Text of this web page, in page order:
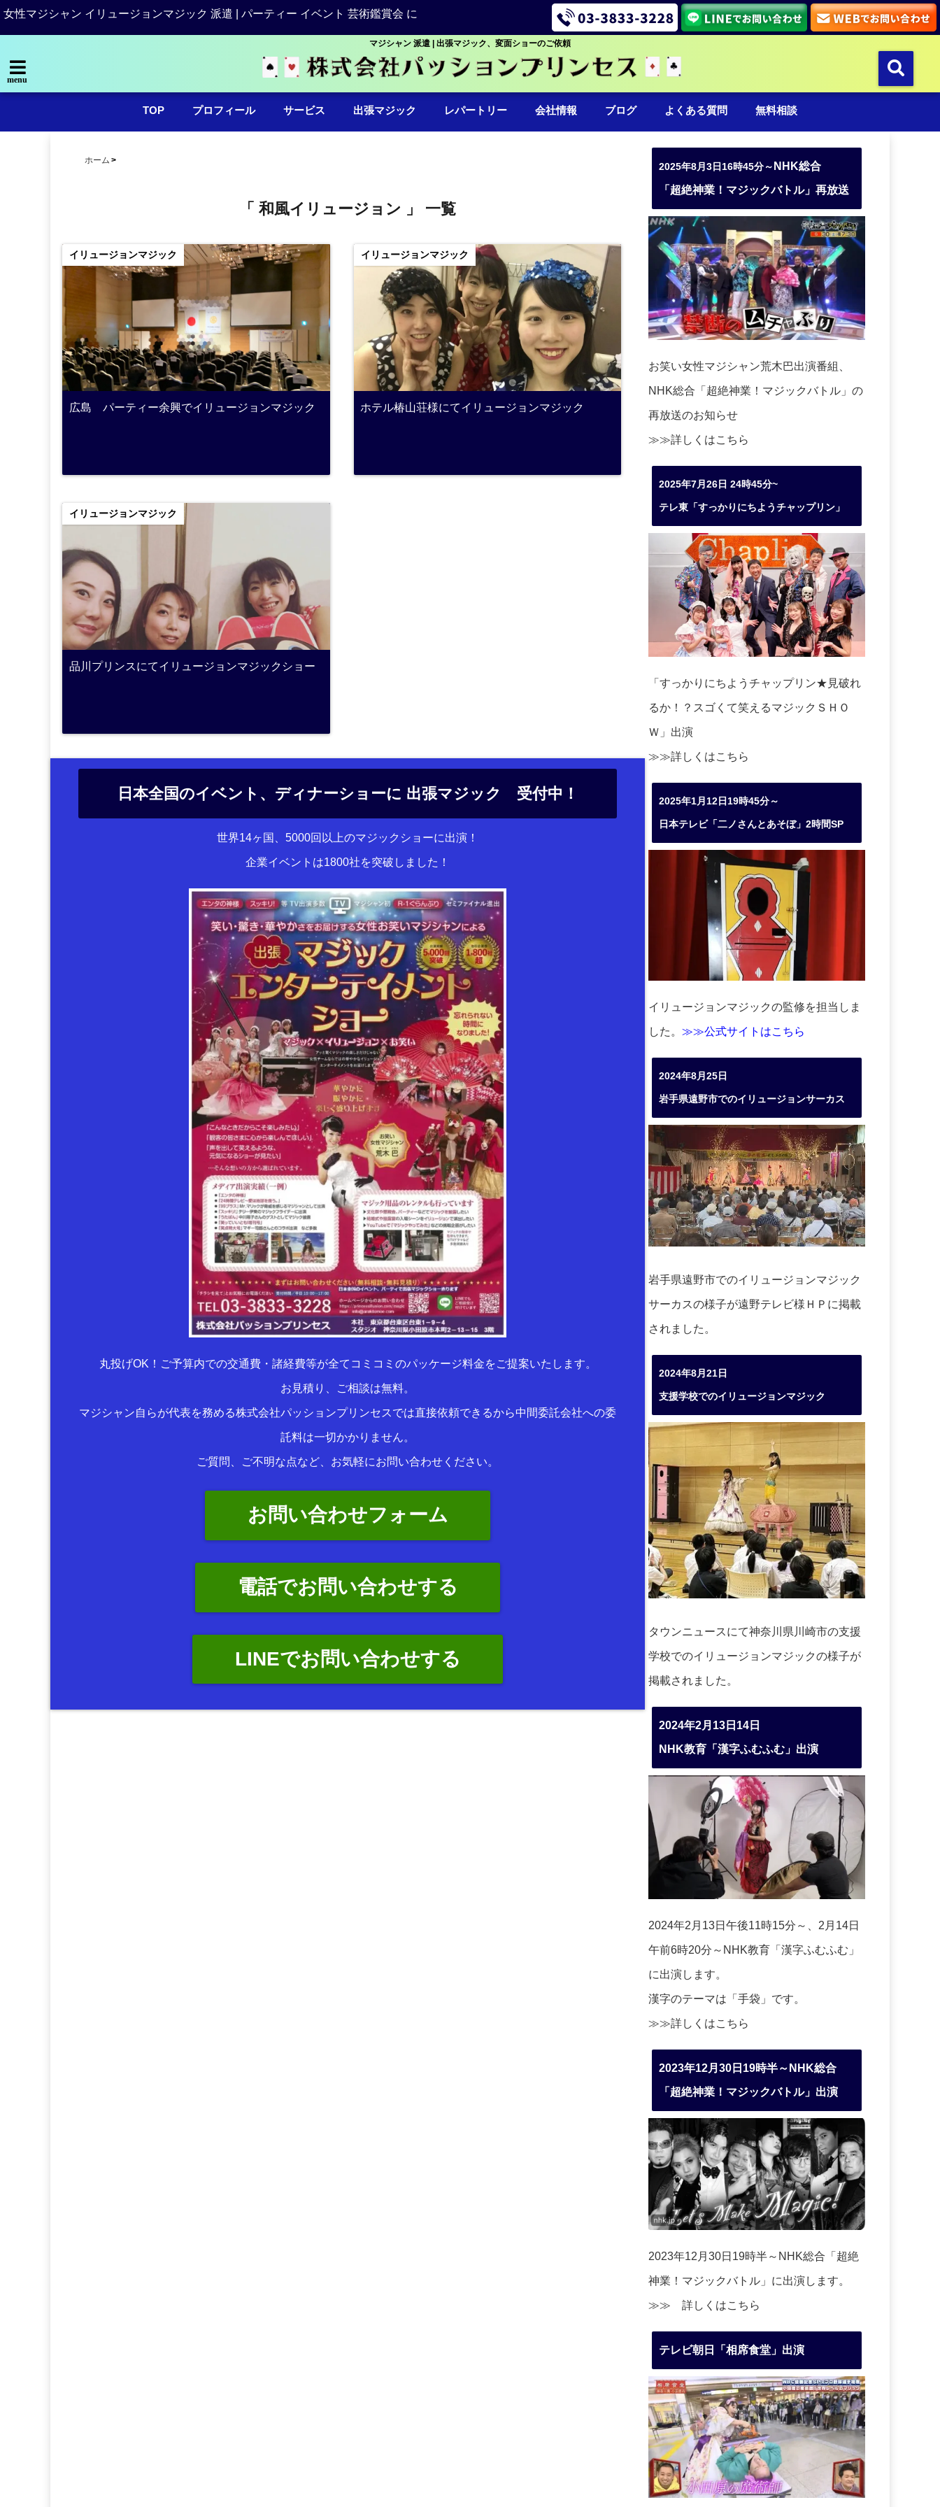
女性マジシャン イリュージョンマジック 派遣 | パーティー イベント 芸術鑑賞会 に
マジシャン 派遣 | 出張マジック、変面ショーのご依頼
menu
TOP プロフィール サービス 出張マジック レパートリー 会社情報 ブログ よくある質問 無料相談
ホーム
「 和風イリュージョン 」 一覧
イリュージョンマジック
広島 パーティー余興でイリュージョンマジック
イリュージョンマジック
ホテル椿山荘様にてイリュージョンマジック
イリュージョンマジック
品川プリンスにてイリュージョンマジックショー
日本全国のイベント、ディナーショーに 出張マジック 受付中！
世界14ヶ国、5000回以上のマジックショーに出演！
企業イベントは1800社を突破しました！
丸投げOK！ご予算内での交通費・諸経費等が全てコミコミのパッケージ料金をご提案いたします。
お見積り、ご相談は無料。
マジシャン自らが代表を務める株式会社パッションプリンセスでは直接依頼できるから中間委託会社への委
託料は一切かかりません。
ご質問、ご不明な点など、お気軽にお問い合わせください。
お問い合わせフォーム
電話でお問い合わせする
LINEでお問い合わせする
2025年8月3日16時45分～ NHK総合
「超絶神業！マジックバトル」再放送
お笑い女性マジシャン荒木巴出演番組、
NHK総合「超絶神業！マジックバトル」の
再放送のお知らせ
≫≫詳しくはこちら
2025年7月26日 24時45分~
テレ東「すっかりにちようチャップリン」
「すっかりにちようチャップリン★見破れ
るか！？スゴくて笑えるマジックＳＨＯ
Ｗ」出演
≫≫詳しくはこちら
2025年1月12日19時45分～
日本テレビ「二ノさんとあそぼ」2時間SP
イリュージョンマジックの監修を担当しま
した。 ≫≫公式サイトはこちら
2024年8月25日
岩手県遠野市でのイリュージョンサーカス
岩手県遠野市でのイリュージョンマジック
サーカスの様子が遠野テレビ様ＨＰに掲載
されました。
2024年8月21日
支援学校でのイリュージョンマジック
タウンニュースにて神奈川県川崎市の支援
学校でのイリュージョンマジックの様子が
掲載されました。
2024年2月13日14日
NHK教育「漢字ふむふむ」出演
2024年2月13日午後11時15分～、2月14日
午前6時20分～NHK教育「漢字ふむふむ」
に出演します。
漢字のテーマは「手袋」です。
≫≫詳しくはこちら
2023年12月30日19時半～NHK総合
「超絶神業！マジックバトル」出演
2023年12月30日19時半～NHK総合「超絶
神業！マジックバトル」に出演します。
≫≫ 詳しくはこちら
テレビ朝日「相席食堂」出演